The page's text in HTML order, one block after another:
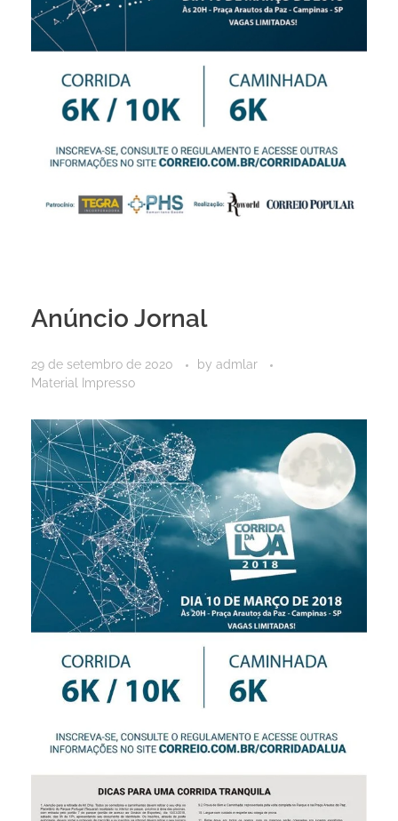
Anúncio Jornal
29 de setembro de 2020 by admlar
Material Impresso